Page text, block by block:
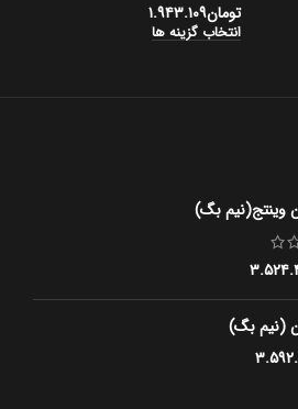
تومان۱.۹۴۳.۱۰۹
انتخاب گزینه ها
وینتج(نیم بگ)
(نیم بگ)